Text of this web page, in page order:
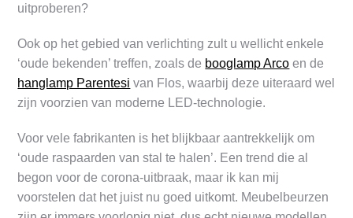
uitproberen?
Ook op het gebied van verlichting zult u wellicht enkele
‘oude bekenden’ treffen, zoals de booglamp Arco en de
hanglamp Parentesi van Flos, waarbij deze uiteraard wel
zijn voorzien van moderne LED-technologie.
Voor vele fabrikanten is het blijkbaar aantrekkelijk om
‘oude raspaarden van stal te halen’. Een trend die al
begon voor de corona-uitbraak, maar ik kan mij
voorstelen dat het juist nu goed uitkomt. Meubelbeurzen